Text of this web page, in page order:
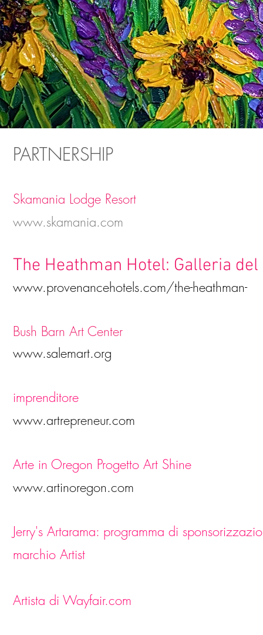
PARTNERSHIP
Skamania Lodge Resort
www.skamania.com
The Heathman Hotel: Galleria
www.provenancehotels.com/the-heathman-
Bush Barn Art Center
www.salemart.org
imprenditore
www.artrepreneur.com
Arte in Oregon Progetto Art Shine
www.artinoregon.com
Jerry's Artarama: programma di
marchio Artist
Artista di Wayfair.com